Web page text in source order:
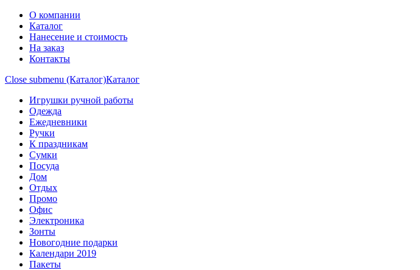
О компании
Каталог
Нанесение и стоимость
На заказ
Контакты
Close submenu (Каталог)Каталог
Игрушки ручной работы
Одежда
Ежедневники
Ручки
К праздникам
Сумки
Посуда
Дом
Отдых
Промо
Офис
Электроника
Зонты
Новогодние подарки
Календари 2019
Пакеты